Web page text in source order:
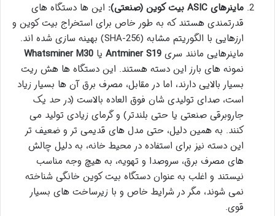
ماینرهای ASIC بیت کوین (صنعتی):
این ها دستگاه های
قدرتمندی هستند که به طور خاص برای استخراج بیت کوین و
ارزهایی با الگوریتم مشابه (SHA-256) بهینه سازی شده اند.
ماینرهایی مانند سری Antminer S19 یا Whatsminer M30
نمونه های بارز این دسته هستند. این دستگاه ها هش ریت
بسیار بالایی دارند، اما در مقابل، مصرف برق آن ها بسیار زیاد
است، صدای تولیدی شان فوق العاده بالاست (در حد یک
جاروبرقی صنعتی یا حتی بلندتر) و گرمای زیادی تولید می
کنند. به همین دلیل، حتی مدل های قدیمی تر و ضعیف تر
این دسته نیز برای استفاده در محیط خانه، به دلیل چالش
های مصرف برق، سروصدا و تهویه، به هیچ وجه مناسب
نیستند و اغلب به عنوان دستگاه بیت کوین خانگی شناخته
نمی شوند، مگر در شرایط خاص و با زیرساخت های بسیار
قوی.